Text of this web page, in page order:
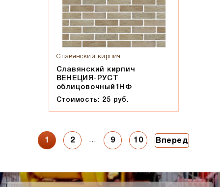
Славянский кирпич
Славянский кирпич
ВЕНЕЦИЯ-РУСТ
облицовочный1НФ
Стоимость: 25 руб.
1 2 … 9 10 Вперед